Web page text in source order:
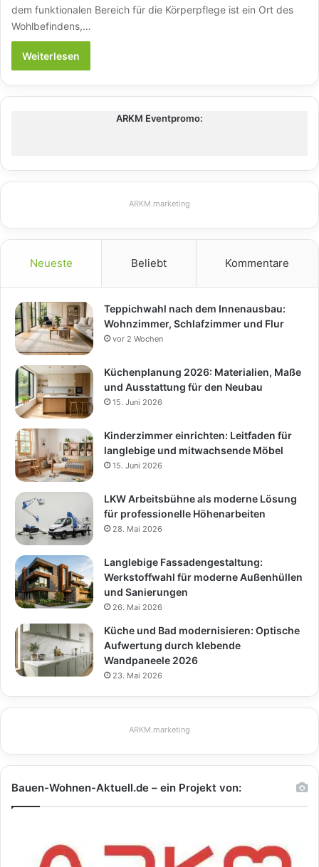
dem funktionalen Bereich für die Körperpflege ist ein Ort des
Wohlbefindens,…
Weiterlesen
ARKM Eventpromo:
ARKM.marketing
Neueste Beliebt Kommentare
Teppichwahl nach dem Innenausbau:
Wohnzimmer, Schlafzimmer und Flur
vor 2 Wochen
Küchenplanung 2026: Materialien, Maße
und Ausstattung für den Neubau
15. Juni 2026
Kinderzimmer einrichten: Leitfaden für
langlebige und mitwachsende Möbel
15. Juni 2026
LKW Arbeitsbühne als moderne Lösung
für professionelle Höhenarbeiten
28. Mai 2026
Langlebige Fassadengestaltung:
Werkstoffwahl für moderne Außenhüllen
und Sanierungen
26. Mai 2026
Küche und Bad modernisieren: Optische
Aufwertung durch klebende
Wandpaneele 2026
23. Mai 2026
ARKM.marketing
Bauen-Wohnen-Aktuell.de – ein Projekt von: